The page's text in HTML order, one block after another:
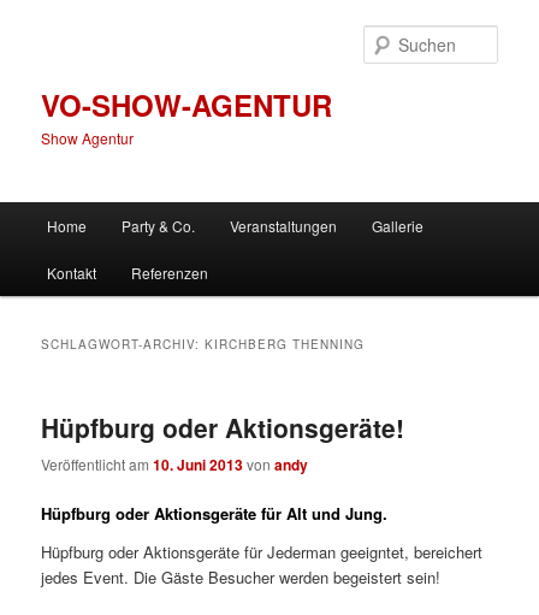
VO-SHOW-AGENTUR
Show Agentur
Home Party & Co. Veranstaltungen Gallerie
Kontakt Referenzen
SCHLAGWORT-ARCHIV:KIRCHBERG THENNING
Hüpfburg oder Aktionsgeräte!
Veröffentlicht am10. Juni 2013vonandy
Hüpfburg oder Aktionsgeräte für Alt und Jung.
Hüpfburg oder Aktionsgeräte für Jederman geeigntet, bereichert
jedes Event. Die Gäste Besucher werden begeistert sein!